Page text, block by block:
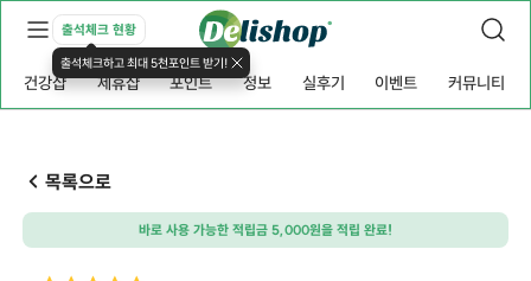
출석체크 현황
출석체크하고 최대 5천포인트 받기!
건강샵 제휴샵 포인트 정보 실후기 이벤트 커뮤니티
목록으로
바로 사용 가능한 적립금 5,000원을 적립 완료!